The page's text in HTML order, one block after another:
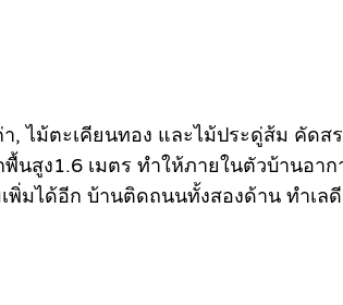
, ไม้ตะเคียนทอง และไม้ประดู่ส้ม คัด
สูง1.6 เมตร ทำให้ภายในตัวบ้านอา
พิ่มได้อีก บ้านติดถนนทั้งสองด้าน ทำเ